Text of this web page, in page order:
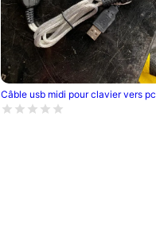
Câble usb midi pour clavier vers pc